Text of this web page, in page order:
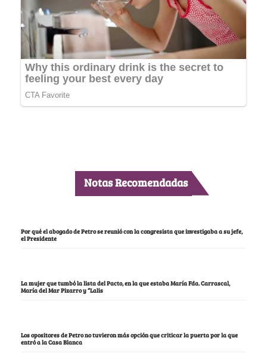
Notas Recomendadas
Por qué el abogado de Petro se reunió con la congresista que investigaba a su jefe,
el Presidente
La mujer que tumbó la lista del Pacto, en la que estaba María Fda. Carrascal,
María del Mar Pizarro y “Lalis
Los opositores de Petro no tuvieron más opción que criticar la puerta por la que
entró a la Casa Blanca